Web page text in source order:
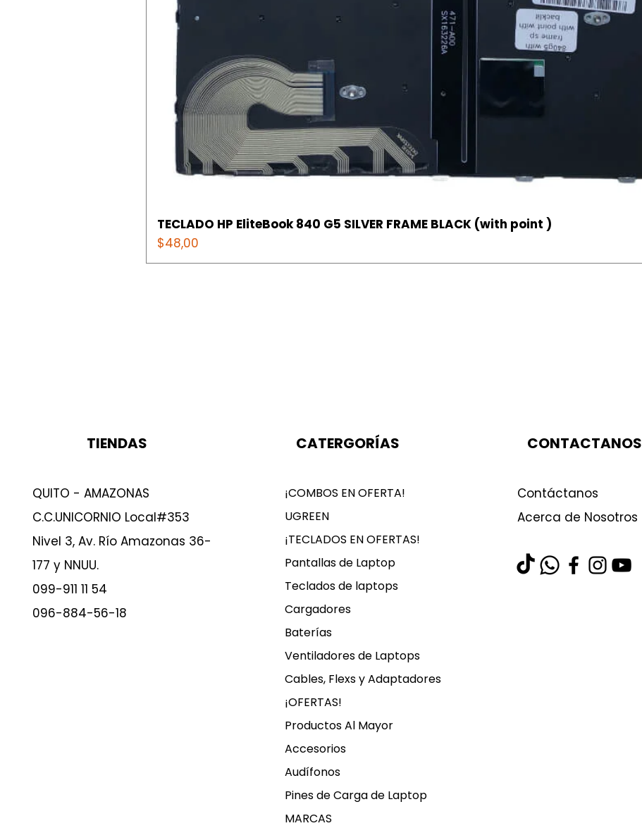
TECLADO HP EliteBook 840 G5 SILVER FRAME BLACK (with point )
Precio
$48,00
TIENDAS
QUITO - AMAZONAS
C.C.UNICORNIO Local#353
Nivel 3, Av. Río Amazonas 36-
177 y NNUU.
099-911 11 54
096-884-56-18
CATERGORÍAS
¡COMBOS EN OFERTA!
UGREEN
¡TECLADOS EN OFERTAS!
Pantallas de Laptop
Teclados de laptops
Cargadores
Baterías
Ventiladores de Laptops
Cables, Flexs y Adaptadores
¡OFERTAS!
Productos Al Mayor
Accesorios
Audífonos
Pines de Carga de Laptop
MARCAS
CONTACTANOS
Contáctanos
Acerca de Nosotros